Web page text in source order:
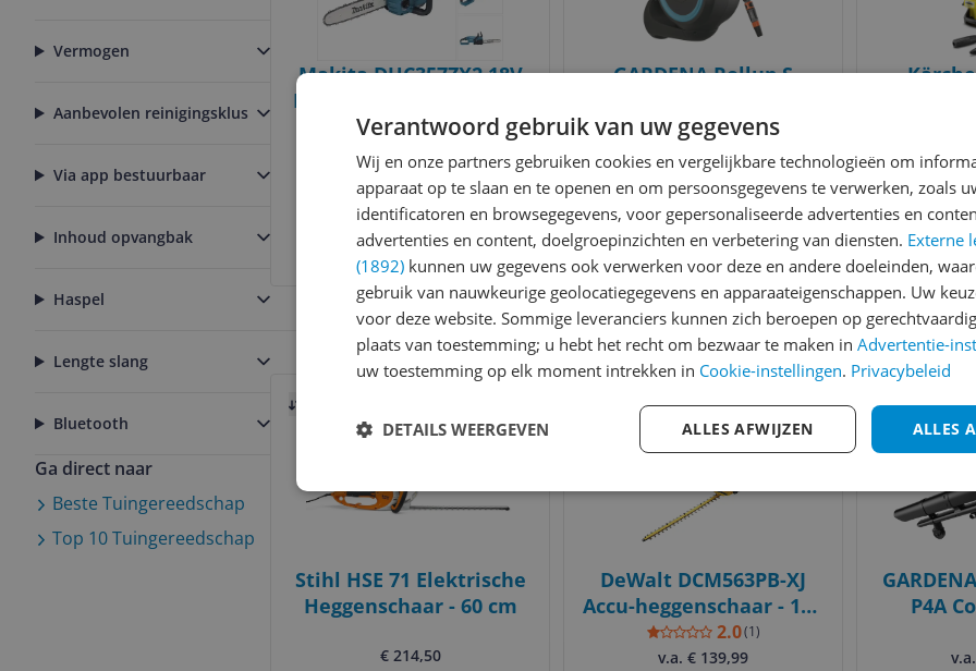
Vermogen
Aanbevolen reinigingsklus
Via app bestuurbaar
Inhoud opvangbak
Haspel
Lengte slang
Bluetooth
Ga direct naar
Beste Tuingereedschap
Top 10Tuingereedschap
Makita DUC357ZX2 18V
LXT Cordless Chainsaw -
35cm Bar - Brushless -
Bare Unit
€ 199,00
Bekijk meer informatie
GARDENA Rollup S
Meter - Ø 11 mm
v.a. € 99,00
7 prijzen
Ga naar goedkoopste
bar -
v.a. €
Ga
Gecontroleerde reviews Betrouwbare
Stihl HSE 71 Elektrische
Heggenschaar - 60 cm
€ 214,50
Vergelijken
DeWalt DCM563PB-XJ
Accu-heggenschaar - 18V
- 55cm - Zonder Accu's
en Lader
2.0(1)
v.a. € 139,99
Vergelijken
P4A
Bekijk product
Verantwoord gebruik van uw gegevens
Wij en onze partners gebruiken cookies en vergelijkbare technologieën om
apparaat op te slaan en te openen en om persoonsgegevens te verwerken, zoals
identificatoren en browsegegevens, voor gepersonaliseerde advertenties en
advertenties en content, doelgroepinzichten en verbetering van diensten. Externe
(1892) kunnen uw gegevens ook verwerken voor deze en andere doeleinden,
gebruik van nauwkeurige geolocatiegegevens en apparaateigenschappen. Uw
voor deze website. Sommige leveranciers kunnen zich beroepen op
plaats van toestemming; u hebt het recht om bezwaar te maken in Advertentie-
uw toestemming op elk moment intrekken in Cookie-instellingen. Privacybeleid
ALLES
ALLES AFWIJZEN
DETAILS WEERGEVEN